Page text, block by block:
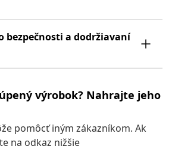
bezpečnosti a dodržiavaní
výrobok? Nahrajte jeho
pomôcť iným zákazníkom. Ak
na odkaz nižšie